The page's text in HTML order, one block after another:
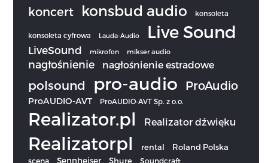
koncert konsbud audio konsoleta
konsoleta cyfrowa Lauda-Audio Live Sound
LiveSound mikrofon mikser audio
nagłośnienie nagłośnienie estradowe
polsound pro-audio ProAudio
ProAUDIO-AVT ProAUDIO-AVT Sp. z o.o.
Realizator.pl Realizator dźwięku
Realizatorpl rental Roland Polska
scena Sennheiser Shure Soundcraft